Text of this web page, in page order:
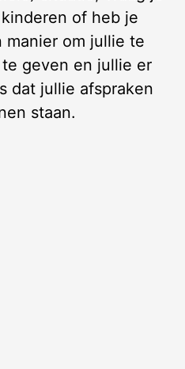
of heb je
manier om jullie te
geven en jullie er
dat jullie afspraken
staan.